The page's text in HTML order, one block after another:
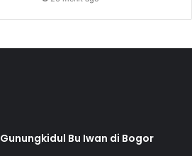
Bu Iwan di Bogor